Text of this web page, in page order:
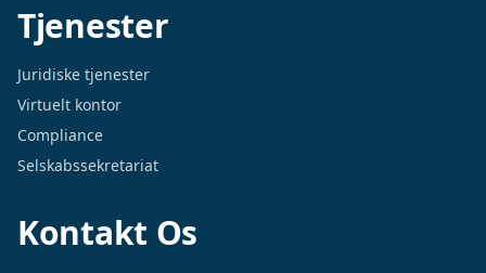
Tjenester
Juridiske tjenester
Virtuelt kontor
Compliance
Selskabssekretariat
Kontakt Os